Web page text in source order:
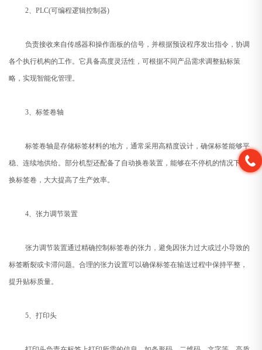
2、PLC(可编程逻辑控制器)
负责接收来自传感器和操作面板的信号，并根据预设程序发出指令，协调
各个执行机构的工作。它具备高度灵活性，可根据不同产品需求调整贴标策
略，实现智能化管理。
3、标签卷轴
标签卷轴是存储标签材料的地方，通常采用高精度设计，确保标签能够平
稳、连续地供给。部分机型还配备了自动换卷装置，能够在不停机的情况下更
换标签卷，大大提高了生产效率。
4、张力调节装置
张力调节装置通过精确控制标签卷的张力，避免因张力过大或过小导致的
标签断裂或卡滞问题。合理的张力设置可以确保标签在输送过程中保持平整，
提升贴标质量。
5、打印头